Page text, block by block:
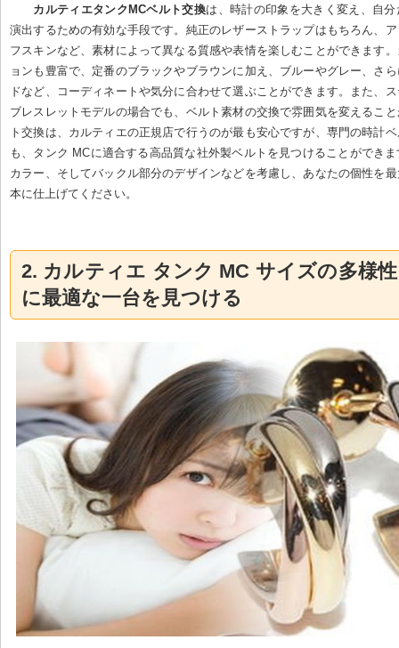
カルティエタンクMCベルト交換は、時計の印象を大きく変え、自
演出するための有効な手段です。純正のレザーストラップはもちろん、
フスキンなど、素材によって異なる質感や表情を楽しむことができます
ョンも豊富で、定番のブラックやブラウンに加え、ブルーやグレー、さ
ドなど、コーディネートや気分に合わせて選ぶことができます。また、
ブレスレットモデルの場合でも、ベルト素材の交換で雰囲気を変えるこ
ト交換は、カルティエの正規店で行うのが最も安心ですが、専門の時計
も、タンク MCに適合する高品質な社外製ベルトを見つけることができ
カラー、そしてバックル部分のデザインなどを考慮し、あなたの個性を
本に仕上げてください。
2. カルティエ タンク MC サイズの多様
に最適な一台を見つける